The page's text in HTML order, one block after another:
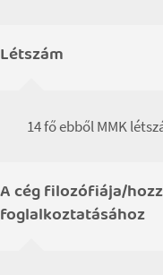
Létszám
14 fő ebből MMK
A cég filozófiája/
foglalkoztatásához